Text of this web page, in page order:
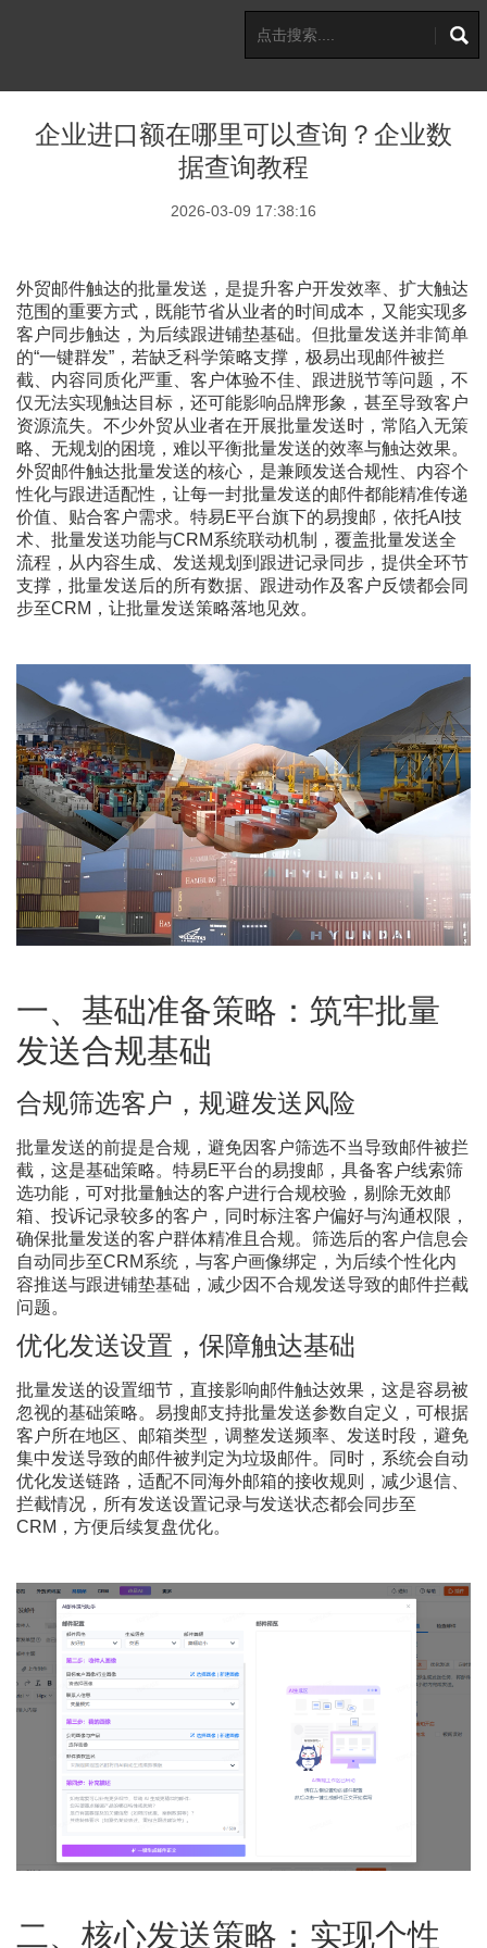
企业进口额在哪里可以查询？企业数
据查询教程
2026-03-09 17:38:16
外贸邮件触达的批量发送，是提升客户开发效率、扩大触达
范围的重要方式，既能节省从业者的时间成本，又能实现多
客户同步触达，为后续跟进铺垫基础。但批量发送并非简单
的“一键群发”，若缺乏科学策略支撑，极易出现邮件被拦
截、内容同质化严重、客户体验不佳、跟进脱节等问题，不
仅无法实现触达目标，还可能影响品牌形象，甚至导致客户
资源流失。不少外贸从业者在开展批量发送时，常陷入无策
略、无规划的困境，难以平衡批量发送的效率与触达效果。
外贸邮件触达批量发送的核心，是兼顾发送合规性、内容个
性化与跟进适配性，让每一封批量发送的邮件都能精准传递
价值、贴合客户需求。特易E平台旗下的易搜邮，依托AI技
术、批量发送功能与CRM系统联动机制，覆盖批量发送全
流程，从内容生成、发送规划到跟进记录同步，提供全环节
支撑，批量发送后的所有数据、跟进动作及客户反馈都会同
步至CRM，让批量发送策略落地见效。
一、基础准备策略：筑牢批量
发送合规基础
合规筛选客户，规避发送风险
批量发送的前提是合规，避免因客户筛选不当导致邮件被拦
截，这是基础策略。特易E平台的易搜邮，具备客户线索筛
选功能，可对批量触达的客户进行合规校验，剔除无效邮
箱、投诉记录较多的客户，同时标注客户偏好与沟通权限，
确保批量发送的客户群体精准且合规。筛选后的客户信息会
自动同步至CRM系统，与客户画像绑定，为后续个性化内
容推送与跟进铺垫基础，减少因不合规发送导致的邮件拦截
问题。
优化发送设置，保障触达基础
批量发送的设置细节，直接影响邮件触达效果，这是容易被
忽视的基础策略。易搜邮支持批量发送参数自定义，可根据
客户所在地区、邮箱类型，调整发送频率、发送时段，避免
集中发送导致的邮件被判定为垃圾邮件。同时，系统会自动
优化发送链路，适配不同海外邮箱的接收规则，减少退信、
拦截情况，所有发送设置记录与发送状态都会同步至
CRM，方便后续复盘优化。
二、核心发送策略：实现个性